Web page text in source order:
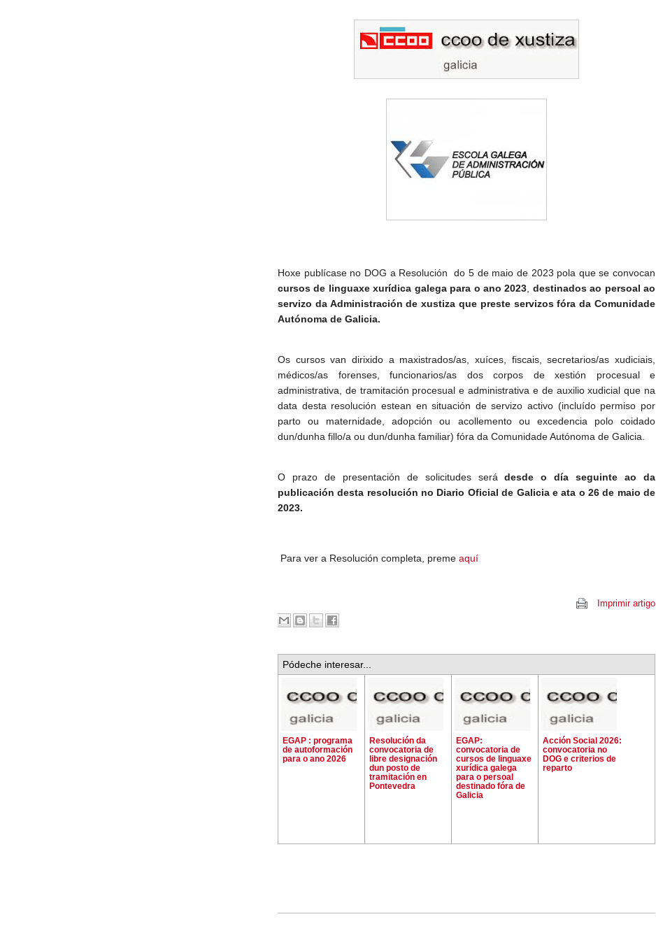
Hoxe publícase no DOG a Resolución do 5 de maio de 2023 pola que se convocan
cursos de linguaxe xurídica galega para o ano 2023 destinados ao persoal ao
servizo da Administración de xustiza que preste servizos fóra da Comunidade
Autónoma de Galicia.
Os cursos van dirixido a maxistrados/as, xuíces, fiscais, secretarios/as xudiciais,
médicos/as forenses, funcionarios/as dos corpos de xestión procesual e
administrativa, de tramitación procesual e administrativa e de auxilio xudicial que na
data desta resolución estean en situación de servizo activo (incluído permiso por
parto ou maternidade, adopción ou acollemento ou excedencia polo coidado
dun/dunha fillo/a ou dun/dunha familiar) fóra da Comunidade Autónoma de Galicia.
O prazo de presentación de solicitudes serádesde o día seguinte ao da
publicación desta resolución no Diario Oficial de Galicia e ata o 26 de maio de
2023.
Para ver a Resolución completa, preme aquí
Imprimir artigo
Pódeche interesar...
EGAP : programa
de autoformación
para o ano 2026
Resolución da
convocatoria de
libre designación
dun posto de
tramitación en
Pontevedra
EGAP:
convocatoria de
cursos de linguaxe
xurídica galega
para o persoal
destinado fóra de
Galicia
Acción Social 2026:
convocatoria no
DOG e criterios de
reparto